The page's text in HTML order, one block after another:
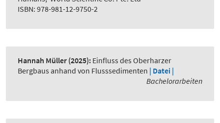
ISBN: 978-981-12-9750-2
Hannah Müller (2025): Einfluss des Oberharzer
Bergbaus anhand von Flusssedimenten | Datei |
Bachelorarbeiten